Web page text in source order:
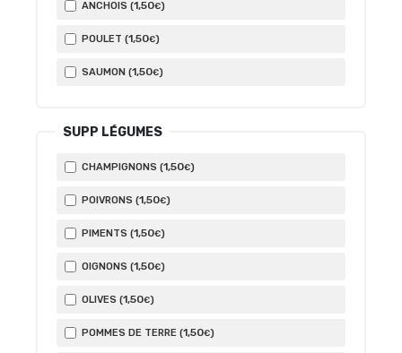
ANCHOIS (1,50€)
POULET (1,50€)
SAUMON (1,50€)
SUPP LÉGUMES
CHAMPIGNONS (1,50€)
POIVRONS (1,50€)
PIMENTS (1,50€)
OIGNONS (1,50€)
OLIVES (1,50€)
POMMES DE TERRE (1,50€)